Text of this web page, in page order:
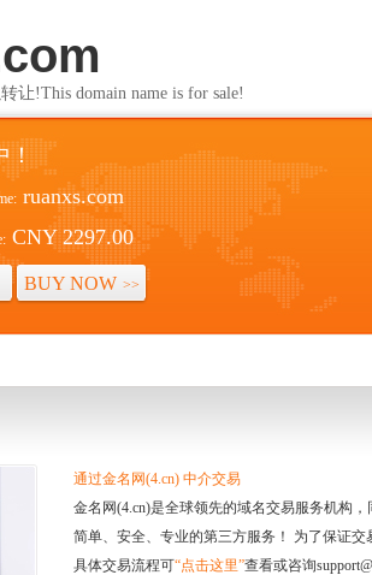
让!This domain name is for sale!
！
ruanxs.com
CNY 2297.00
BUY NOW >>
通过金名网(4.cn) 中介交易
金名网(4.cn)是全球领先的域名交易服务机构
简单、安全、专业的第三方服务！ 为了保证
具体交易流程可“点击这里”查看或咨询